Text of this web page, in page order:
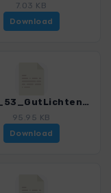
7.03 KB
Download
BayW_53_GutLichtenau_4225_8.gpx
95.95 KB
Download